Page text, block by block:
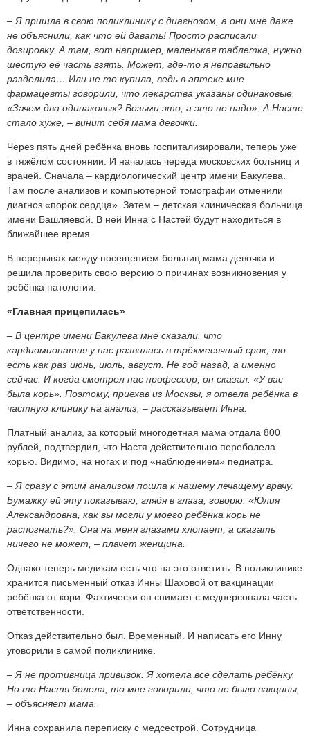
– Я пришла в свою поликлинику с диагнозом, а они мне даже
не объяснили, как что ей давать! Просто расписали
дозировку. А там, вот например, маленькая таблетка, нужно
шестую её часть взять. Может, где-то я неправильно
разделила… Или не то купила, ведь в аптеке мне
фармацевты говорили, что лекарства указаны одинаковые.
«Зачем два одинаковых? Возьми это, а это не надо». А Насте
стало хуже, – винит себя мама девочки.
Через пять дней ребёнка вновь госпитализировали, теперь уже
в тяжёлом состоянии. И началась череда московских больниц и
врачей. Сначала – кардиологический центр имени Бакулева.
Там после анализов и компьютерной томографии отменили
диагноз «порок сердца». Затем – детская клиническая больница
имени Башляевой. В ней Инна с Настей будут находиться в
ближайшее время.
В перерывах между посещением больниц мама девочки и
решила проверить свою версию о причинах возникновения у
ребёнка патологии.
«Главная прицепилась»
– В центре имени Бакулева мне сказали, что
кардиомиопатия у нас развилась в трёхмесячный срок, то
есть как раз июнь, июль, август. Не год назад, а именно
сейчас. И когда смотрел нас профессор, он сказал: «У вас
была корь». Поэтому, приехав из Москвы, я отвела ребёнка в
частную клинику на анализ, – рассказывает Инна.
Платный анализ, за который многодетная мама отдала 800
рублей, подтвердил, что Настя действительно переболела
корью. Видимо, на ногах и под «наблюдением» педиатра.
– Я сразу с этим анализом пошла к нашему лечащему врачу.
Бумажку ей эту показываю, глядя в глаза, говорю: «Юлия
Александровна, как вы могли у моего ребёнка корь не
распознать?». Она на меня глазами хлопает, а сказать
ничего не может, – плачет женщина.
Однако теперь медикам есть что на это ответить. В поликлинике
хранится письменный отказ Инны Шаховой от вакцинации
ребёнка от кори. Фактически он снимает с медперсонала часть
ответственности.
Отказ действительно был. Временный. И написать его Инну
уговорили в самой поликлинике.
– Я не противница прививок. Я хотела все сделать ребёнку.
Но то Настя болела, то мне говорили, что не было вакцины,
– объясняет мама.
Инна сохранила переписку с медсестрой. Сотрудница